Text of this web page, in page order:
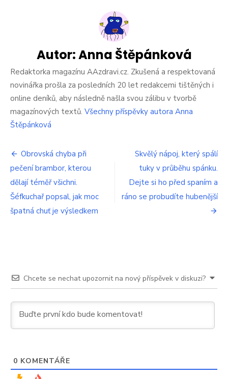
prozradí
problém
při
běžné
činnosti.
Dlouhé
roky
před
Autor:Anna Štěpánková
Redaktorka magazínu AAzdravi.cz. Zkušená a respektovaná
novinářka prošla za posledních 20 let redakcemi tištěných i
online deníků, aby následně našla svou zálibu v tvorbě
magazínových textů. Všechny příspěvky autora Anna
Štěpánková
Navigace
pro
příspěvek
Obrovská chyba při
pečení brambor, kterou
dělají téměř všichni.
Šéfkuchař popsal, jak moc
špatná chuť je výsledkem
Skvělý nápoj, který spálí
tuky v průběhu spánku.
Dejte si ho před spaním a
ráno se probudíte hubenější
Chcete se nechat upozornit na nový příspěvek v diskuzi?
0 KOMENTÁŘE